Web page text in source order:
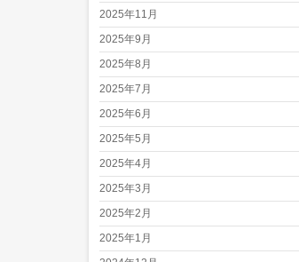
2025年11月
2025年9月
2025年8月
2025年7月
2025年6月
2025年5月
2025年4月
2025年3月
2025年2月
2025年1月